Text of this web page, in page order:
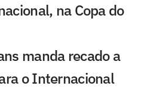
na Copa do
manda recado a
o Internacional